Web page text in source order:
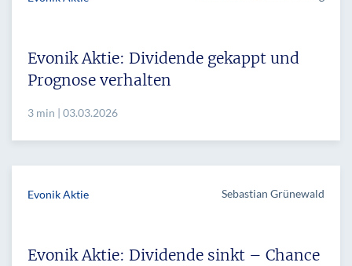
Evonik Aktie: Dividende gekappt und
Prognose verhalten
3 min | 03.03.2026
Evonik Aktie Sebastian Grünewald
Evonik Aktie: Dividende sinkt – Chance